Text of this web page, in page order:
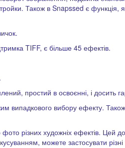
Також в Snapssed є
TIFF, є більше 45 ефектів.
простий в освоєнні, і досить
випадкового вибору ефекту.
різних художніх ефектів. Цей
можете застосувати різні